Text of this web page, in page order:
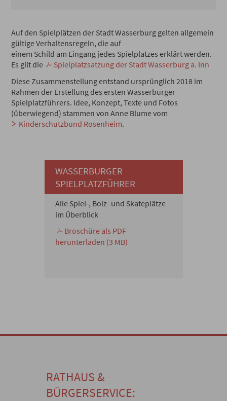
Auf den Spielplätzen der Stadt Wasserburg gelten allgemein
gültige Verhaltensregeln, die auf
einem Schild am Eingang jedes Spielplatzes erklärt werden.
Es gilt die
Spielplatzsatzung der Stadt Wasserburg a. Inn
Diese Zusammenstellung entstand ursprünglich 2018 im
Rahmen der Erstellung des ersten Wasserburger
Spielplatzführers. Idee, Konzept, Texte und Fotos
(überwiegend) stammen von Anne Blume vom
Kinderschutzbund Rosenheim.
WASSERBURGER
SPIELPLATZFÜHRER
Alle Spiel-, Bolz- und Skateplätze
im Überblick
Broschüre als PDF
herunterladen (3 MB)
RATHAUS &
BÜRGERSERVICE: